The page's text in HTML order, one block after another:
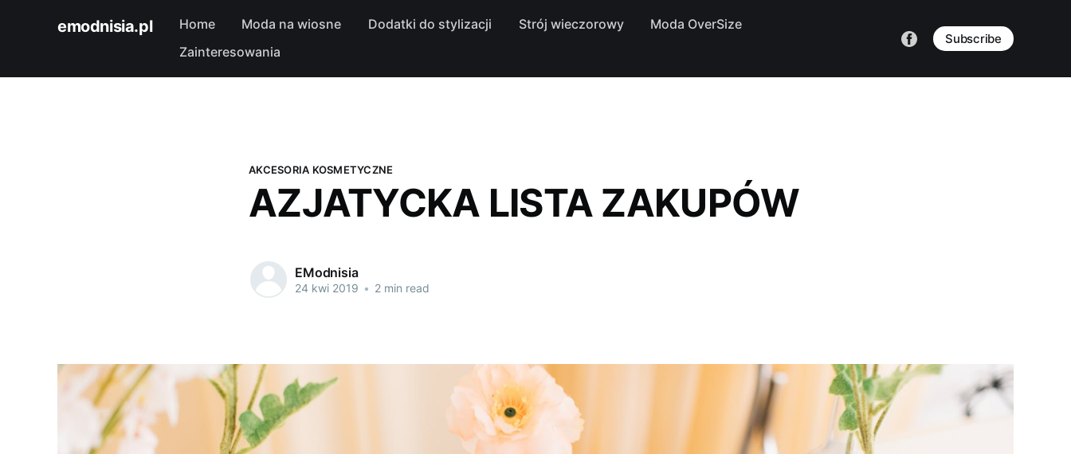
emodnisia.pl Home Moda na wiosne Dodatki do stylizacji Strój wieczorowy
Moda OverSize
Zainteresowania
Subscribe
AKCESORIA KOSMETYCZNE
AZJATYCKA LISTA ZAKUPÓW
EModnisia
24 kwi 2019 • 2 min read